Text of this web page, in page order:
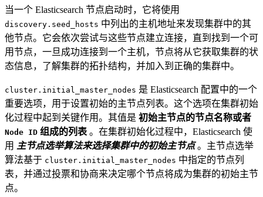
当一个 Elasticsearch 节点启动时，它将使用
discovery.seed_hosts 中列出的主机地址来发现集群中的其
他节点。它会依次尝试与这些节点建立连接，直到找到一个可
用节点，一旦成功连接到一个主机，节点将从它获取集群的状
态信息，了解集群的拓扑结构，并加入到正确的集群中。
cluster.initial_master_nodes 是 Elasticsearch 配置中的一个
重要选项，用于设置初始的主节点列表。这个选项在集群初始
化过程中起到关键作用。其值是 初始主节点的节点名称或者
Node ID 组成的列表 。在集群初始化过程中，Elasticsearch 使
用 主节点选举算法来选择集群中的初始主节点。主节点选举
算法基于 cluster.initial_master_nodes 中指定的节点列
表，并通过投票和协商来决定哪个节点将成为集群的初始主节
点。